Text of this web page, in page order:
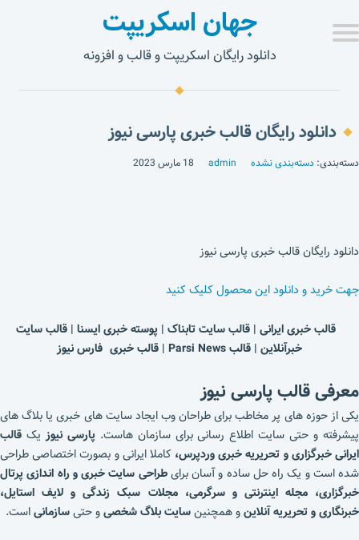
جهان اسکریپت
دانلود رایگان اسکریپت و قالب و افزونه
دانلود رایگان قالب خبری پارسی نیوز
دسته‌بندی: دسته‌بندی نشده admin 18 مارس 2023
دانلود رایگان قالب خبری پارسی نیوز
جهت خرید و دانلود این محصول کلیک کنید
قالب خبری ایرانی | قالب سایت تابناک | پوسته خبری ایسنا | قالب سایت
خبرآنلاین | قالب Parsi News |
قالب خبری فارس نیوز
معرفی قالب پارسی نیوز
یکی از حوزه های پر مخاطب برای طراحان وب ایجاد سایت های خبری یا بلاگ های
پیشرفته و حتی سایت اطلاع رسانی برای سازمان هاست. پارسی نیوز یک قالب
ایرانی خبرگزاری و تحریریه خبری وردپرس،کاملا ایرانی و بصورت اختصاصی طراحی
شده است و یک راه حل ساده و آسان برایطراحی سایت خبری و راه اندازی پرتال
خبرگزاری، مجله اینترنتی و سرگرمی، مجلات سبک زندگی و لایف استایل،
خبرنگاری و تحریریه آنلاینو همچنینسایت بلاگ شخصیو حتیسازمانیاست.